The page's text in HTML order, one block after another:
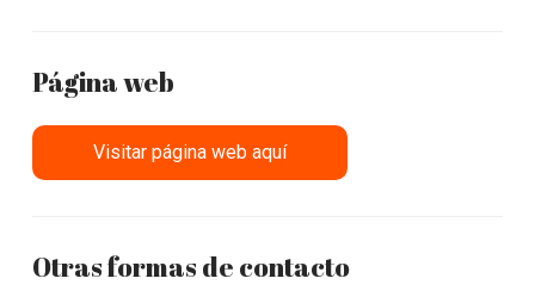
Página web
Visitar página web aquí
Otras formas de contacto